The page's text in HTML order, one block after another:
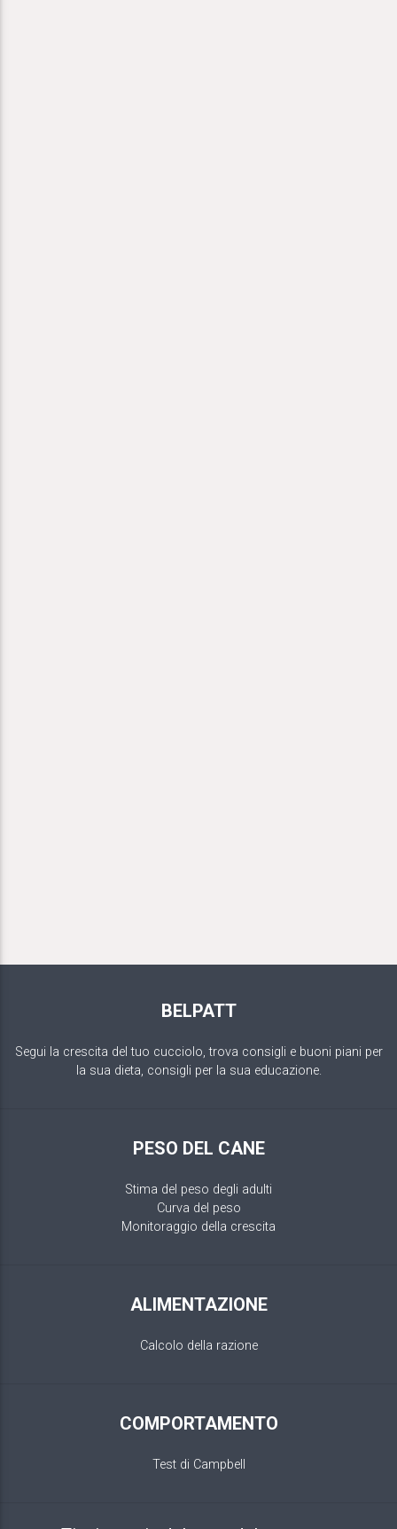
BELPATT
Segui la crescita del tuo cucciolo, trova consigli e buoni piani per
la sua dieta, consigli per la sua educazione.
PESO DEL CANE
Stima del peso degli adulti
Curva del peso
Monitoraggio della crescita
ALIMENTAZIONE
Calcolo della razione
COMPORTAMENTO
Test di Campbell